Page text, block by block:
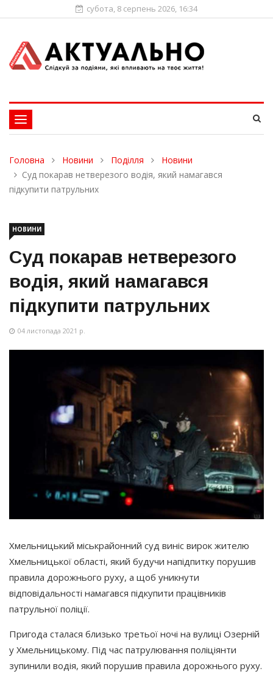
субота, 8 серпень 2026, 16:34
Toggle
navigation
Головна Новини Поділля
Новини
Суд покарав нетверезого водія, який намагався
підкупити патрульних
НОВИНИ
Суд покарав нетверезого
водія, який намагався
підкупити патрульних
04 листопада 2021 р.
Хмельницький міськрайонний суд виніс вирок жителю
Хмельницької області, який будучи напідпитку порушив
правила дорожнього руху, а щоб уникнути
відповідальності намагався підкупити працівників
патрульної поліції.
Пригода сталася близько третьої ночі на вулиці Озерній
у Хмельницькому. Під час патрулювання поліціянти
зупинили водія, який порушив правила дорожнього руху.